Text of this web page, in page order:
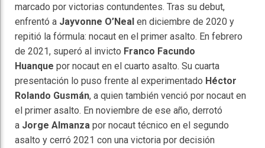
marcado por victorias contundentes. Tras su debut,
enfrentó a Jayvonne O’Neal en diciembre de 2020 y
repitió la fórmula: nocaut en el primer asalto. En febrero
de 2021, superó al invicto Franco Facundo
Huanque por nocaut en el cuarto asalto. Su cuarta
presentación lo puso frente al experimentado Héctor
Rolando Gusmán, a quien también venció por nocaut en
el primer asalto. En noviembre de ese año, derrotó
a Jorge Almanza por nocaut técnico en el segundo
asalto y cerró 2021 con una victoria por decisión